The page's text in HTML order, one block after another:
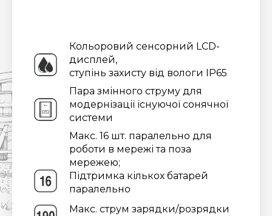
Кольоровий сенсорний LCD-
дисплей,
ступінь захисту від вологи IP65
Пара змінного струму для
модернізації існуючої сонячної
системи
Макс. 16 шт. паралельно для
роботи в мережі та поза
мережею;
Підтримка кількох батарей
паралельно
Макс. струм зарядки/розрядки